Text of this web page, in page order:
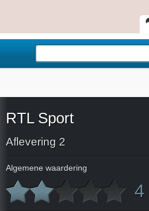
RTL Sport
Aflevering 2
Algemene waardering
4